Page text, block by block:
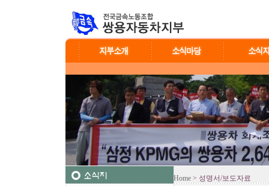
Home > 성명서/보도자료